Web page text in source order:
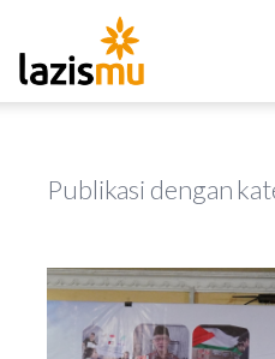
Publikasi dengan